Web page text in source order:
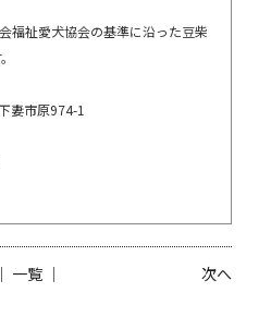
福祉愛犬協会の基準に沿った豆柴
妻市原974-1
次へ
│ 一覧 │